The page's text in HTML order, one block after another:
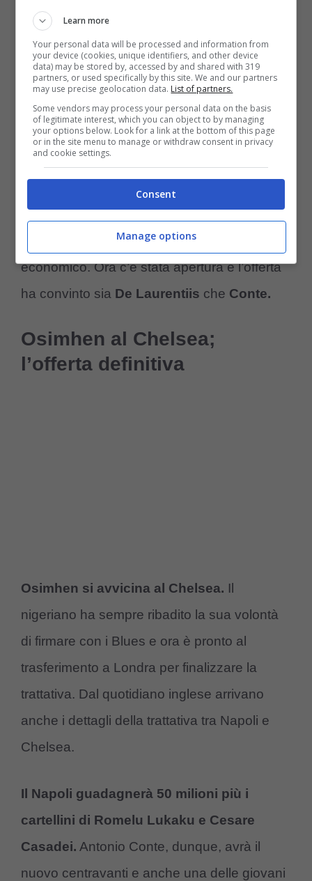
Chelsea sta accelerando per chiudere
l’acquisto di Osimhen,
regalare il centravanti nigeriano a Maresca
nel minor tempo possibile.
Chelsea e Napoli hanno trattato a lungo,
provando anche a inserire
, ma il Napoli aveva sempre
bloccato questa opzione, provando a
ricavare il più possibile dal punto di vista
economico. Ora c’è stata apertura e l’offerta
ha convinto sia De Laurentiis che Conte.
Osimhen al Chelsea;
l’offerta definitiva
Osimhen si avvicina al Chelsea. Il
nigeriano ha sempre ribadito la sua volontà
di firmare con i Blues e ora è pronto al
trasferimento a Londra per finalizzare la
trattativa. Dal quotidiano inglese arrivano
anche i dettagli della trattativa tra Napoli e
Chelsea.
Il Napoli guadagnerà 50 milioni più i
cartellini di Romelu Lukaku e Cesare
Casadei. Antonio Conte, dunque, avrà il
nuovo centravanti e anche una delle giovani
Learn more
Your personal data will be processed and information from
your device (cookies, unique identifiers, and other device
data) may be stored by, accessed by and shared with 319
partners, or used specifically by this site. We and our partners
may use precise geolocation data. List of partners.
Some vendors may process your personal data on the basis
of legitimate interest, which you can object to by managing
your options below. Look for a link at the bottom of this page
or in the site menu to manage or withdraw consent in privacy
and cookie settings.
Consent
Manage options